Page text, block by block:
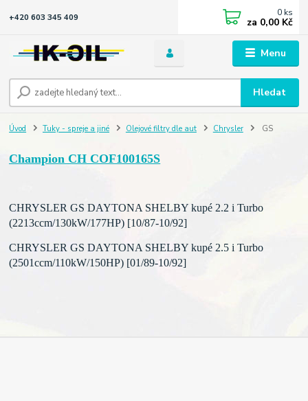
Menu
Hledat
+420 603 345 409 0 ks
za 0,00 Kč
Úvod Tuky - spreje a jiné Olejové filtry dle aut Chrysler GS
Champion CH COF100165S
CHRYSLER GS DAYTONA SHELBY kupé 2.2 i Turbo
(2213ccm/130kW/177HP) [10/87-10/92]
CHRYSLER GS DAYTONA SHELBY kupé 2.5 i Turbo
(2501ccm/110kW/150HP) [01/89-10/92]